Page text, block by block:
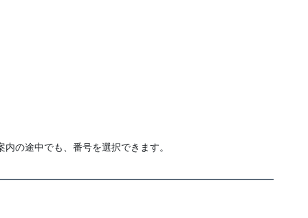
の途中でも、番号を選択できます。